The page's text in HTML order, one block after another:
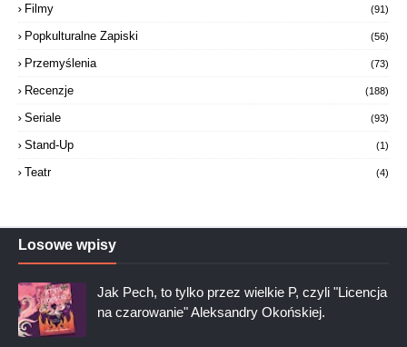
Filmy (91)
Popkulturalne Zapiski (56)
Przemyślenia (73)
Recenzje (188)
Seriale (93)
Stand-Up (1)
Teatr (4)
Losowe wpisy
Jak Pech, to tylko przez wielkie P, czyli "Licencja
na czarowanie" Aleksandry Okońskiej.